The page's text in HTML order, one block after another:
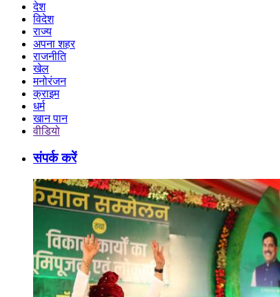
देश
विदेश
राज्य
अपना शहर
राजनीति
खेल
मनोरंजन
क्राइम
धर्म
खान पान
वीडियो
संपर्क करें